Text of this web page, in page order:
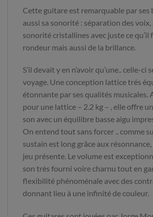
Cette guitare est remarquable par ses
aussi sa sonorité : séparation des
sonorité cristallines avec juste ce qu’il
rondeur mais aussi de la brillance.
S’il devait y en n’avoir qu’une.. celle-ci
voyage. Une conception lattice trés
étonnante par ses qualités musicales.
pour une lattice – 2.2 kg – , elle offre
son avec un équilibre basse aigu
On entend tout sans forcer .. comme
sustain est long grâce aux
jeu présente. Le volume est
son très fourni voire charnu tout en
flexibilité phénoménale avec des
donnant lieu à une infinité de couleur.